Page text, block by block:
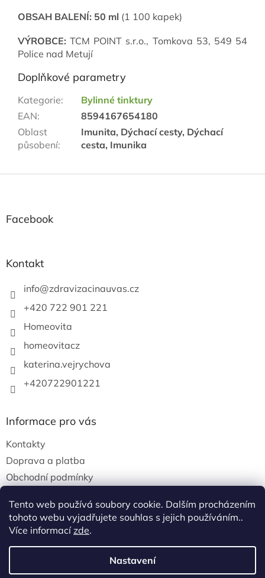
Tento web používá soubory cookie. Dalším procházením
tohoto webu vyjadřujete souhlas s jejich používáním..
Více informacízde.
Nastavení
OBSAH BALENÍ: 50 ml (1 100 kapek)
VÝROBCE: TCM POINT s.r.o., Tomkova 53, 549 54
Police nad Metují
Doplňkové parametry
Kategorie:
Bylinné tinktury
EAN:
8594167654180
Oblast
působení:
Imunita, Dýchací cesty, Dýchací
cesta, Imunika
Facebook
Kontakt
info@zdravizacinauvas.cz
+420 722 901 221
Homeovita
homeovitacz
katerina.vejrychova
+420722901221
Informace pro vás
Kontakty
Doprava a platba
Obchodní podmínky
Vytvořil Shoptet